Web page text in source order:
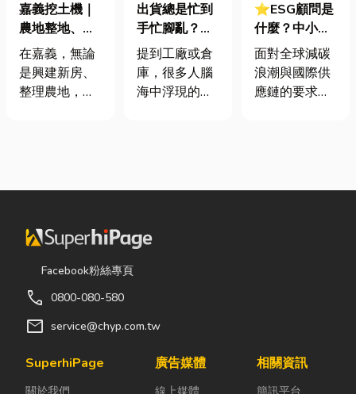
嘉義挖土機｜
農地整地、基
地開挖、土方
清運
在嘉義，無論
是興建新房、
整理農地，還
的嘉義挖土
速完成開挖、
整地與回填工
作，更能大幅
間，提高工程
效率。對許多
言，從農田整
出貨總是忙到
手忙腳亂？包
裝自動化其實
沒有你想像中
那麼遙遠！
提到工廠或倉
庫，很多人腦
海中浮現的畫
著出貨。但你
不再靠大量人
來提升效率。
路購物越來越
⭐ESG顧問是
什麼？中小企
業挑選四大永
續顧問服務的
實用指南
面對全球減碳
浪潮與國際供
應鏈的要求，
要求提供「碳
真的需要找
Facebook粉絲專頁
call 0800-080-580
mail service@chyp.com.tw
SuperhiPage
關於我們
廣告媒體
線上媒體
相關資訊
簡訊平台